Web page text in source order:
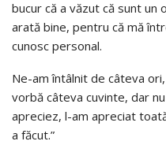
bucur că a văzut că sunt un
arată bine, pentru că mă
cunosc personal.
Ne-am întâlnit de câteva
vorbă câteva cuvinte, dar
apreciez, l-am apreciat
a făcut.”